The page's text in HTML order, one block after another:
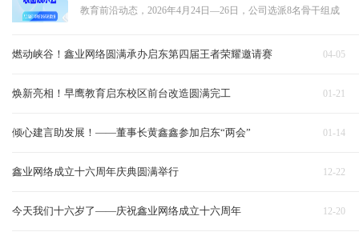
教育前沿动态，2026年4月24日—26日，公司选派8名骨干组成
示墙三大核心领域深度研学，全面吸收行…
04-05
燃动峡谷！鑫业网络圆满承办启东第四届王者荣耀邀请赛
01-21
焕新亮相！早鹰教育启东校区前台改造圆满完工
01-14
倾心建言助发展！——董事长黄鑫鑫参加启东“两会”
12-22
鑫业网络成立十六周年庆典圆满举行
12-20
今天我们十六岁了——庆祝鑫业网络成立十六周年